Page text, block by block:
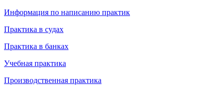
Информация по написанию практик
Практика в судах
Практика в банках
Учебная практика
Производственная практика